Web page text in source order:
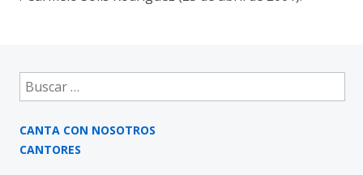
Buscar:
CANTA CON NOSOTROS
CANTORES